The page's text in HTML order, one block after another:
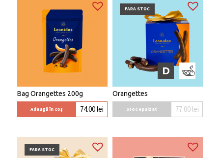
Bag Orangettes 200g
Adaugă în coș 74.00lei
FARA STOC
D
Orangettes
Stoc epuizat 77.00 lei
FARA STOC